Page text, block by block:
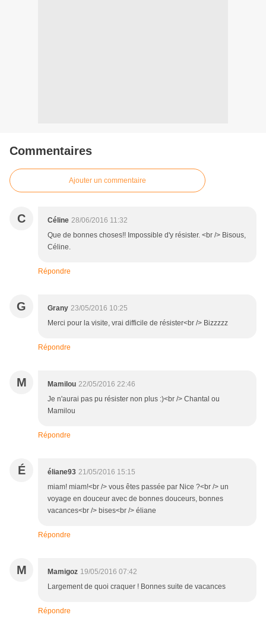
Commentaires
Ajouter un commentaire
C Céline 28/06/2016 11:32
Que de bonnes choses!! Impossible d'y résister. <br /> Bisous,
Céline.
Répondre
G Grany 23/05/2016 10:25
Merci pour la visite, vrai difficile de résister<br /> Bizzzzz
Répondre
M Mamilou 22/05/2016 22:46
Je n'aurai pas pu résister non plus :)<br /> Chantal ou
Mamilou
Répondre
É éliane93 21/05/2016 15:15
miam! miam!<br /> vous êtes passée par Nice ?<br /> un
voyage en douceur avec de bonnes douceurs, bonnes
vacances<br /> bises<br /> éliane
Répondre
M Mamigoz 19/05/2016 07:42
Largement de quoi craquer ! Bonnes suite de vacances
Répondre